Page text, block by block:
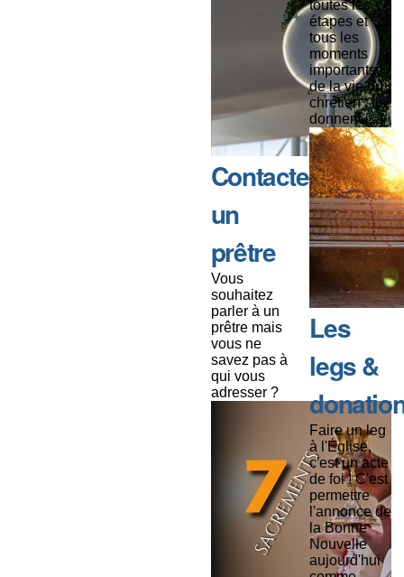
Contacter
un
prêtre
Vous
souhaitez
parler à un
prêtre mais
vous ne
savez pas à
qui vous
adresser ?
toutes les
étapes et
tous les
moments
importants
de la vie du
chrétien : ils
donnent [...]
Les
legs &
Faire un leg
à l'Église,
c'est un acte
de foi ! C'est
permettre
l'annonce de
la Bonne
Nouvelle
aujourd'hui